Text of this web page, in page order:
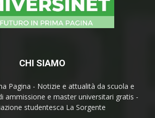
CHI SIAMO
Pagina - Notizie e attualità da scuola e
ammissione e master universitari gratis -
studentesca La Sorgente